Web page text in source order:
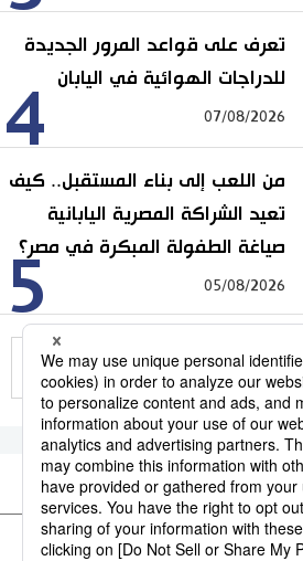
4
تعرف على قواعد المرور الجديدة
للدراجات الهوائية في اليابان
07/08/2026
5
من اللعب إلى بناء المستقبل.. كيف
تعيد الشراكة المصرية اليابانية
صياغة الطفولة المبكرة في مصر؟
05/08/2026
للمزيد
اليابان التعليم الياباني